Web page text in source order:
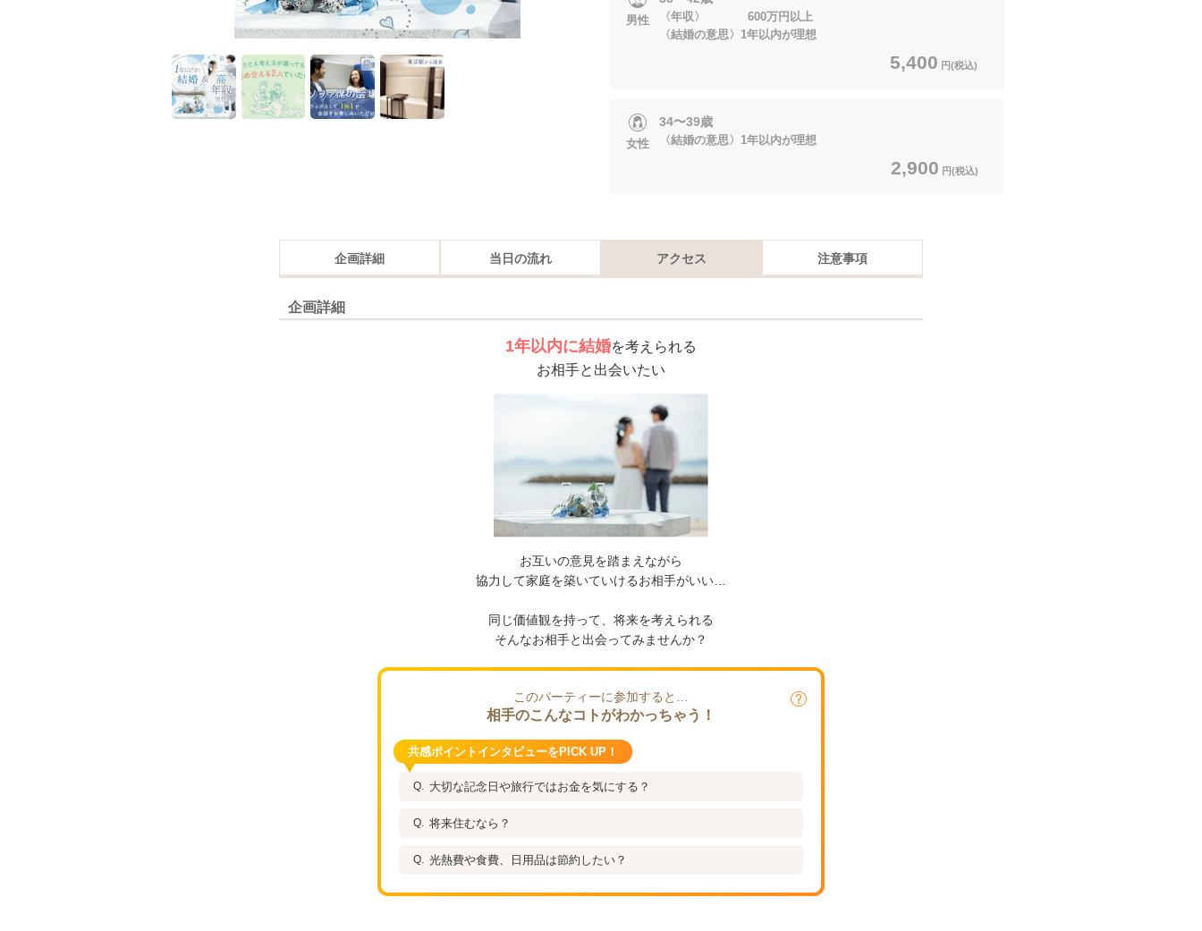
男性
〈年収〉 600万円以上
〈結婚の意思〉1年以内が理想
5,400 円(税込)
女性
34〜39歳
〈結婚の意思〉1年以内が理想
2,900 円(税込)
企画詳細 当日の流れ アクセス 注意事項
企画詳細
1年以内に結婚を考えられる
お相手と出会いたい
お互いの意見を踏まえながら
協力して家庭を築いていけるお相手がいい…
同じ価値観を持って、将来を考えられる
そんなお相手と出会ってみませんか？
このパーティーに参加すると…
相手のこんなコトがわかっちゃう！
共感ポイントインタビューをPICK UP！
大切な記念日や旅行ではお金を気にする？
将来住むなら？
光熱費や食費、日用品は節約したい？